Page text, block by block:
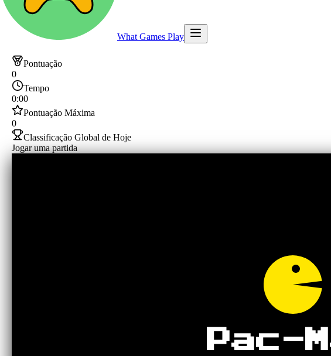
What Games Play
Pontuação
0
Tempo
0:00
Pontuação Máxima
0
Classificação Global de Hoje
Jogar uma partida